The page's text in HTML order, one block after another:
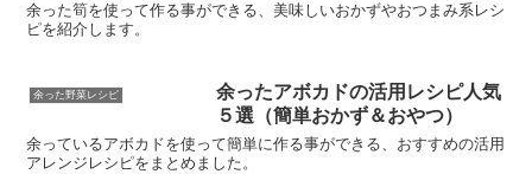
余った筍を使って作る事ができる、美味しいおかずやおつまみ系レシ
ピを紹介します。
余った野菜レシピ
余ったアボカドの活用レシピ人気
５選（簡単おかず＆おやつ）
余っているアボカドを使って簡単に作る事ができる、おすすめの活用
アレンジレシピをまとめました。